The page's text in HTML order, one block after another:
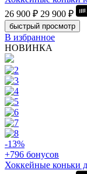
26 900 ₽ 29 900 ₽
быстрый просмотр
В избранное
НОВИНКА
-13%
+796 бонусов
Хоккейные коньки